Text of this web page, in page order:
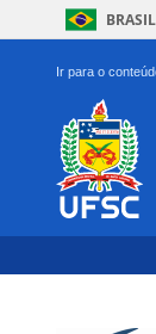
BRASIL
Ir para o